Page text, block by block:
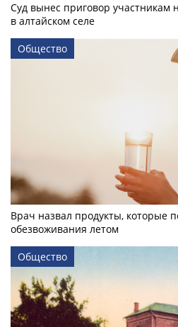
Суд вынес приговор участникам
в алтайском селе
Общество
Врач назвал продукты, которые
обезвоживания летом
Общество